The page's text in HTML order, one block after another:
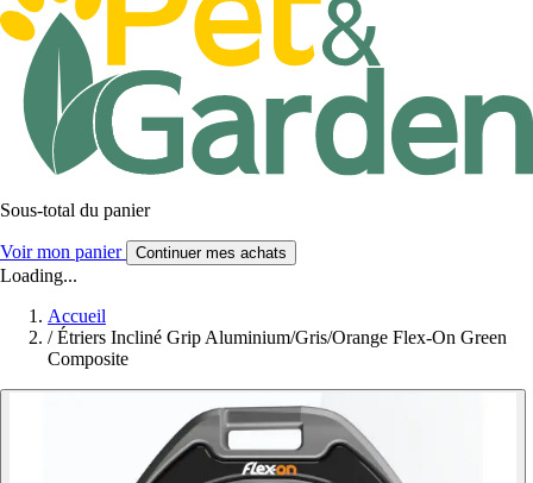
Sous-total du panier
Voir mon panier Continuer mes achats
Loading...
Accueil
/ Étriers Incliné Grip Aluminium/Gris/Orange Flex-On Green
Composite